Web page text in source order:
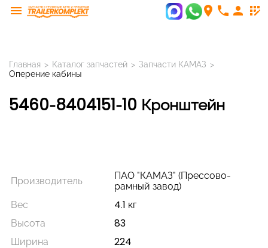
menu room phone person app_registration
Главная > Каталог запчастей > Запчасти КАМАЗ >
Оперение кабины
5460-8404151-10 Кронштейн
Производитель
ПАО "КАМАЗ" (Прессово-
рамный завод)
Вес
4.1 кг
Высота
83
Ширина
224